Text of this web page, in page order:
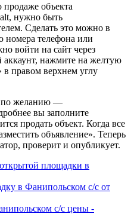
продаже объекта
нужно быть
Сделать это можно в
телефона или
войти на сайт через
аккаунт, нажмите на желтую
в правом верхнем углу
по желанию —
вы заполните
продать объект. Когда все
объявление». Теперь
проверит и опубликует.
площадки в
в Фанипольском с/с от
с/с цены -